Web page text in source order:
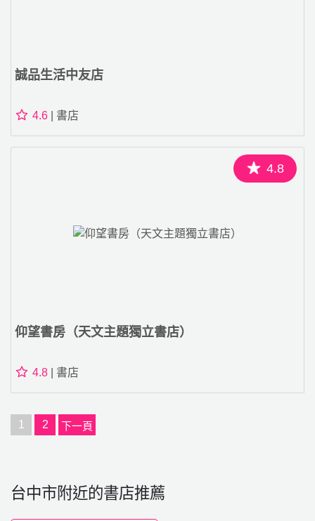
誠品生活中友店
4.6 | 書店
4.8
仰望書房（天文主題獨立書店）
4.8 | 書店
1 2 下一頁
台中市附近的書店推薦